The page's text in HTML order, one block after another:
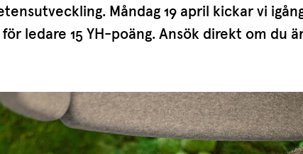
Måndag 19april kickar vi
ledare 15 YH-poäng. Ansök direkt om du